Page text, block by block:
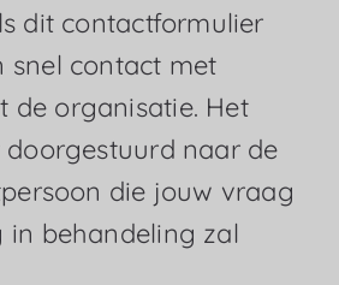
dit contactformulier
snel contact met
de organisatie. Het
naar de
die jouw vraag
behandeling zal